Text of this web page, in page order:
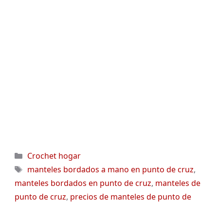
Categorías
Crochet hogar
Etiquetas
manteles bordados a mano en punto de cruz,
manteles bordados en punto de cruz, manteles de
punto de cruz, precios de manteles de punto de